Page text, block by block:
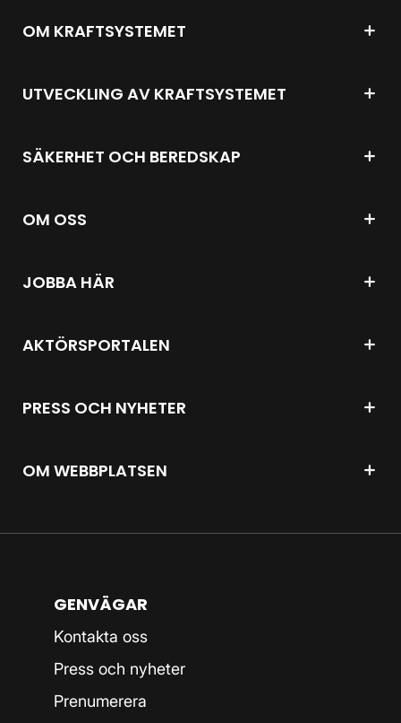
OM KRAFTSYSTEMET
UTVECKLING AV KRAFTSYSTEMET
SÄKERHET OCH BEREDSKAP
OM OSS
JOBBA HÄR
AKTÖRSPORTALEN
PRESS OCH NYHETER
OM WEBBPLATSEN
GENVÄGAR
Kontakta oss
Press och nyheter
Prenumerera